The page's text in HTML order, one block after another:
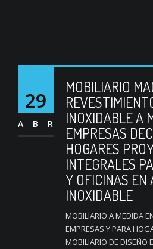
29
ABR
MOBILIARIO
INOXIDABLE A
EMPRESAS
HOGARES
INTEGRALES
Y OFICINAS EN
INOXIDABLE
MOBILIARIO A MEDIDA
EMPRESAS Y PARA
MOBILIARIO DE DISEÑO